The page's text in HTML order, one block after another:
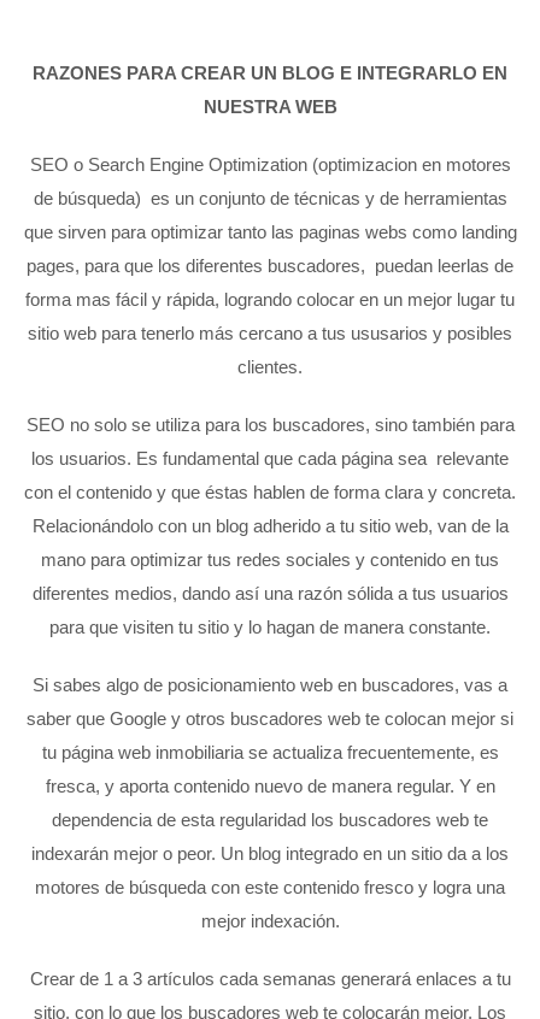
RAZONES PARA CREAR UN BLOG E INTEGRARLO EN
NUESTRA WEB
SEO o Search Engine Optimization (optimizacion en motores
de búsqueda) es un conjunto de técnicas y de herramientas
que sirven para optimizar tanto las paginas webs como landing
pages, para que los diferentes buscadores, puedan leerlas de
forma mas fácil y rápida, logrando colocar en un mejor lugar tu
sitio web para tenerlo más cercano a tus ususarios y posibles
clientes.
SEO no solo se utiliza para los buscadores, sino también para
los usuarios. Es fundamental que cada página sea relevante
con el contenido y que éstas hablen de forma clara y concreta.
Relacionándolo con un blog adherido a tu sitio web, van de la
mano para optimizar tus redes sociales y contenido en tus
diferentes medios, dando así una razón sólida a tus usuarios
para que visiten tu sitio y lo hagan de manera constante.
Si sabes algo de posicionamiento web en buscadores, vas a
saber que Google y otros buscadores web te colocan mejor si
tu página web inmobiliaria se actualiza frecuentemente, es
fresca, y aporta contenido nuevo de manera regular. Y en
dependencia de esta regularidad los buscadores web te
indexarán mejor o peor. Un blog integrado en un sitio da a los
motores de búsqueda con este contenido fresco y logra una
mejor indexación.
Crear de 1 a 3 artículos cada semanas generará enlaces a tu
sitio, con lo que los buscadores web te colocarán mejor. Los